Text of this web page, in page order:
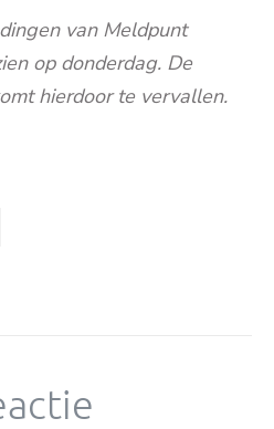
van Meldpunt
op donderdag. De
hierdoor te vervallen.